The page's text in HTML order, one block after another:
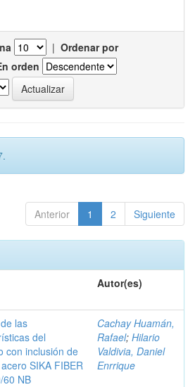
| Ordenar por
orden
Anterior 1 2 Siguiente
Autor(es)
las
del
con inclusión de
SIKA FIBER
60 NB
Cachay Huamán,
Rafael; Hilario
Valdivia, Daniel
Enrrique